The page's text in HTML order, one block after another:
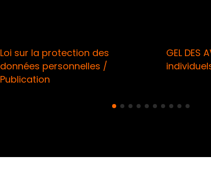
Loi sur la protection des
données personnelles /
Publication
GEL DES